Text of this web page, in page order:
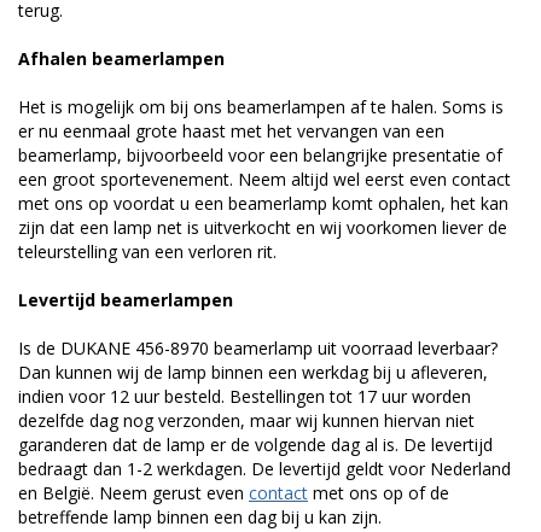
terug.
Afhalen beamerlampen
Het is mogelijk om bij ons beamerlampen af te halen. Soms is
er nu eenmaal grote haast met het vervangen van een
beamerlamp, bijvoorbeeld voor een belangrijke presentatie of
een groot sportevenement. Neem altijd wel eerst even contact
met ons op voordat u een beamerlamp komt ophalen, het kan
zijn dat een lamp net is uitverkocht en wij voorkomen liever de
teleurstelling van een verloren rit.
Levertijd beamerlampen
Is de DUKANE 456-8970 beamerlamp uit voorraad leverbaar?
Dan kunnen wij de lamp binnen een werkdag bij u afleveren,
indien voor 12 uur besteld. Bestellingen tot 17 uur worden
dezelfde dag nog verzonden, maar wij kunnen hiervan niet
garanderen dat de lamp er de volgende dag al is. De levertijd
bedraagt dan 1-2 werkdagen. De levertijd geldt voor Nederland
en België. Neem gerust even contact met ons op of de
betreffende lamp binnen een dag bij u kan zijn.